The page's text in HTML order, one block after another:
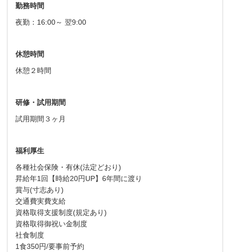
勤務時間
夜勤：16:00～ 翌9:00
休憩時間
休憩２時間
研修・試用期間
試用期間３ヶ月
福利厚生
各種社会保険・有休(法定どおり)
昇給年1回【時給20円UP】6年間に渡り
賞与(寸志あり)
交通費実費支給
資格取得支援制度(規定あり)
資格取得御祝い金制度
社食制度
1食350円/要事前予約